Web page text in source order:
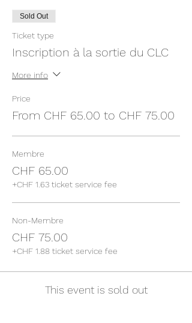
Sold Out
Ticket type
Inscription à la sortie du CLC
More info
Price
From CHF 65.00 to CHF 75.00
Membre
CHF 65.00
+CHF 1.63 ticket service fee
Non-Membre
CHF 75.00
+CHF 1.88 ticket service fee
This event is sold out